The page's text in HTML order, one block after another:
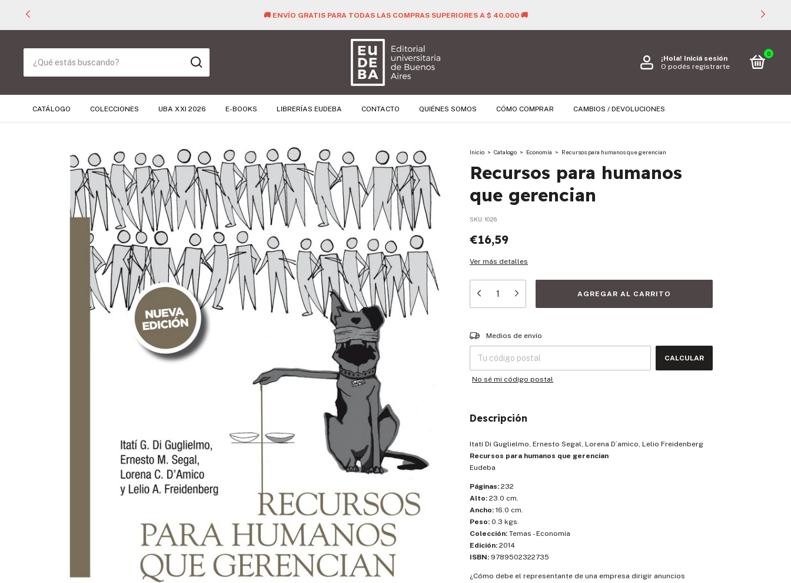
🚚 ENVÍO GRATIS PARA TODAS LAS COMPRAS SUPERIORES A $ 40.000 🚚
¡Hola! Iniciá sesión
O podés registrarte
0
CATÁLOGO COLECCIONES UBA XXI 2026 E-BOOKS LIBRERÍAS EUDEBA CONTACTO QUIÉNES SOMOS CÓMO COMPRAR CAMBIOS / DEVOLUCIONES
Inicio > Catalogo > Economía > Recursos para humanos que gerencian
Recursos para humanos
que gerencian
SKU: 1026
€16,59
Ver más detalles
Entregas para el CP:
Medios de envío
CALCULAR
No sé mi código postal
Descripción
Itatí Di Guglielmo, Ernesto Segal, Lorena D´amico, Lelio Freidenberg
Recursos para humanos que gerencian
Eudeba
Páginas: 232
Alto: 23.0 cm.
Ancho: 16.0 cm.
Peso: 0.3 kgs.
Colección: Temas - Economía
Edición: 2014
ISBN: 9789502322735
¿Cómo debe el representante de una empresa dirigir anuncios